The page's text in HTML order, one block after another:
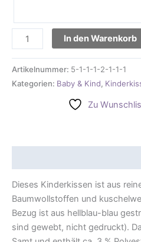
In den Warenkorb
Artikelnummer: 5-1-1-1-2-1-1-1
Kategorien: Baby & Kind,
Zu
Dieses Kinderkissen ist aus
Baumwollstoffen und
Bezug ist aus hellblau-blau
sind gewebt, nicht gedruckt).